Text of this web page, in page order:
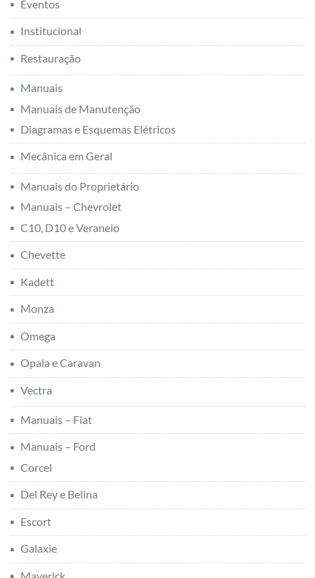
C10, D10 e Veraneio
Kadett
Monza
Vectra
Manuais – Fiat
Manuais – Ford
Corcel
Del Rey e Belina
Escort
Galaxie
Maverick
Pampa
Verona
Manuais – Gurgel
Manuais – Volkswagen
Brasília e Variant
Fusca
Gol
Karmann Ghia